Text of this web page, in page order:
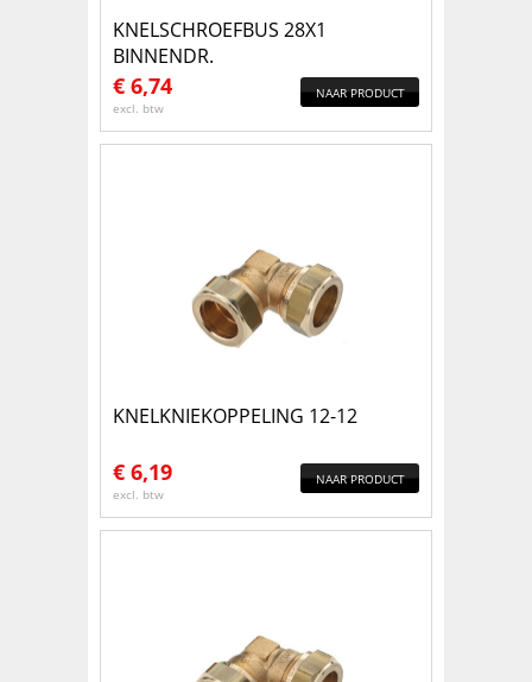
KNELSCHROEFBUS 28X1
BINNENDR.
€ 6,74
excl. btw
NAAR PRODUCT
KNELKNIEKOPPELING 12-12
€ 6,19
excl. btw
NAAR PRODUCT